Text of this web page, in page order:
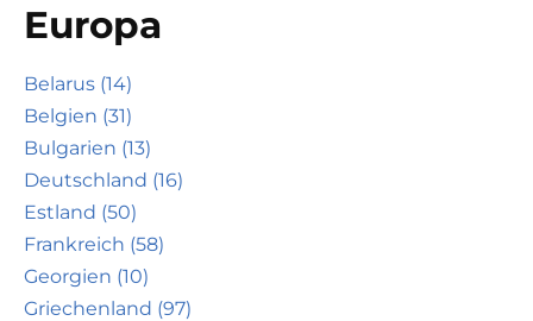
Europa
Belarus (14)
Belgien (31)
Bulgarien (13)
Deutschland (16)
Estland (50)
Frankreich (58)
Georgien (10)
Griechenland (97)